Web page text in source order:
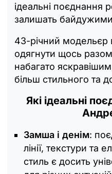
ідеальні поєднання
залишать
43-річний
одягнути щось
набагато
більш стильного та
Які ідеальні
Замша і денім:
лінії, текстури та
стиль є досить